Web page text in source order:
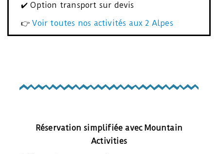
✔️ Option transport sur devis
👉Voir toutes nos activités aux 2 Alpes
Réservation simplifiée avec Mountain
Activities